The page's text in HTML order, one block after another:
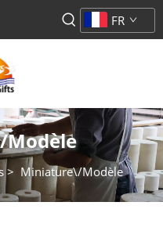
FR
> Miniature\/Modèle